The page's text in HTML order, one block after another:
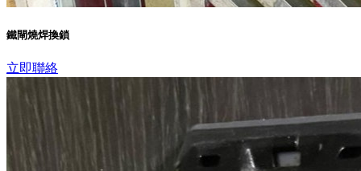
鐵閘燒焊換鎖
立即聯絡